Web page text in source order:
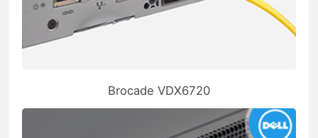
Brocade VDX6720